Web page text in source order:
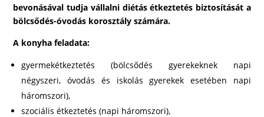
bevonásával tudja vállalni diétás étkeztetés biztosítását a
bölcsődés-óvodás korosztály számára.
A konyha feladata:
gyermekétkeztetés (bölcsődés gyerekeknek napi
négyszeri, óvodás és iskolás gyerekek esetében napi
háromszori),
szociális étkeztetés (napi háromszori),